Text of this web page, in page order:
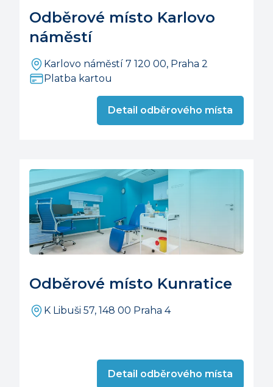
Odběrové místo Karlovo
náměstí
Karlovo náměstí 7 120 00, Praha 2
Platba kartou
Detail odběrového místa
Odběrové místo Kunratice
K Libuši 57, 148 00 Praha 4
Detail odběrového místa